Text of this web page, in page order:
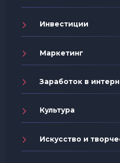
Инвестиции
Маркетинг
Заработок в
Культура
Искусство и